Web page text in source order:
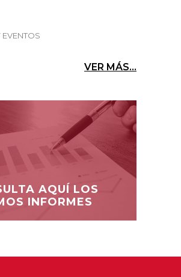
EVENTOS
VER MÁS...
AQUÍ LOS
INFORMES